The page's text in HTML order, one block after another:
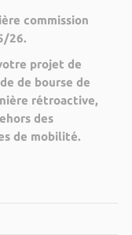
commission
26.
projet de
de bourse de
rétroactive,
des
de mobilité.